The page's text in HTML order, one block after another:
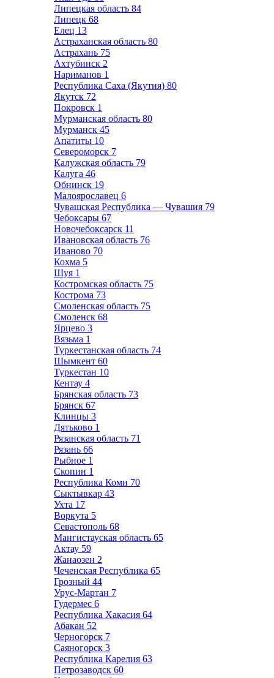
Липецкая область 84
Липецк 68
Елец 13
Астраханская область 80
Астрахань 75
Ахтубинск 2
Нариманов 1
Республика Саха (Якутия) 80
Якутск 72
Покровск 1
Мурманская область 80
Мурманск 45
Апатиты 10
Североморск 7
Калужская область 79
Калуга 46
Обнинск 19
Малоярославец 6
Чувашская Республика — Чувашия 79
Чебоксары 67
Новочебоксарск 11
Ивановская область 76
Иваново 70
Кохма 5
Шуя 1
Костромская область 75
Кострома 73
Смоленская область 75
Смоленск 68
Ярцево 3
Вязьма 1
Туркестанская область 74
Шымкент 60
Туркестан 10
Кентау 4
Брянская область 73
Брянск 67
Клинцы 3
Дятьково 1
Рязанская область 71
Рязань 66
Рыбное 1
Скопин 1
Республика Коми 70
Сыктывкар 43
Ухта 17
Воркута 5
Севастополь 68
Мангистауская область 65
Актау 59
Жанаозен 2
Чеченская Республика 65
Грозный 44
Урус-Мартан 7
Гудермес 6
Республика Хакасия 64
Абакан 52
Черногорск 7
Саяногорск 3
Республика Карелия 63
Петрозаводск 60